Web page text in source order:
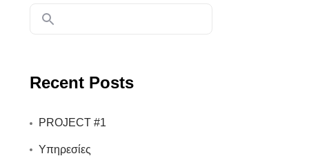
Recent Posts
PROJECT #1
Υπηρεσίες